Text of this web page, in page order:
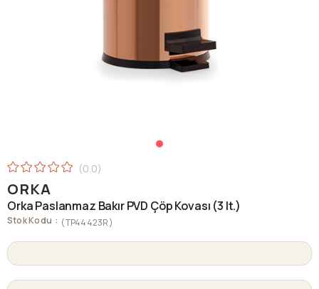
0.0
ORKA
Orka Paslanmaz Bakır PVD Çöp Kovası (3 lt.)
Stok Kodu (TP44423R)